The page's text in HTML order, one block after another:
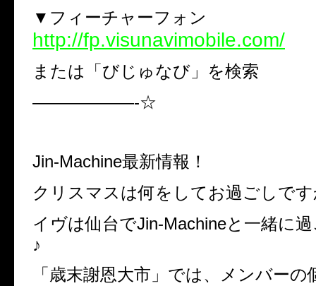
▼フィーチャーフォン
http://fp.visunavimobile.com/
または「びじゅなび」を検索
——————-☆
Jin-Machine最新情報！
クリスマスは何をしてお過ごしで
イヴは仙台でJin-Machineと一緒に
♪
「歳末謝恩大市」では、メンバー